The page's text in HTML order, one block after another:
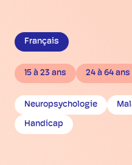
Français
15 à 23 ans 24 à 64 ans
Neuropsychologie
Handicap